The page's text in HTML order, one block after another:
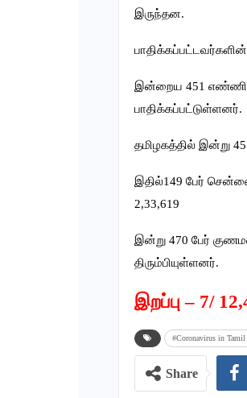
இருந்தன.
இன்றைய 451
பாதிக்கப்பட்டுள்ளனர்.
தமிழகத்தில் இன்று
இதில்149 பேர்
2,33,619
இன்று 470 பேர்
திரும்பியுள்ளனர்.
இறப்பு – 7/
#Coronavirus in Tamil
Share